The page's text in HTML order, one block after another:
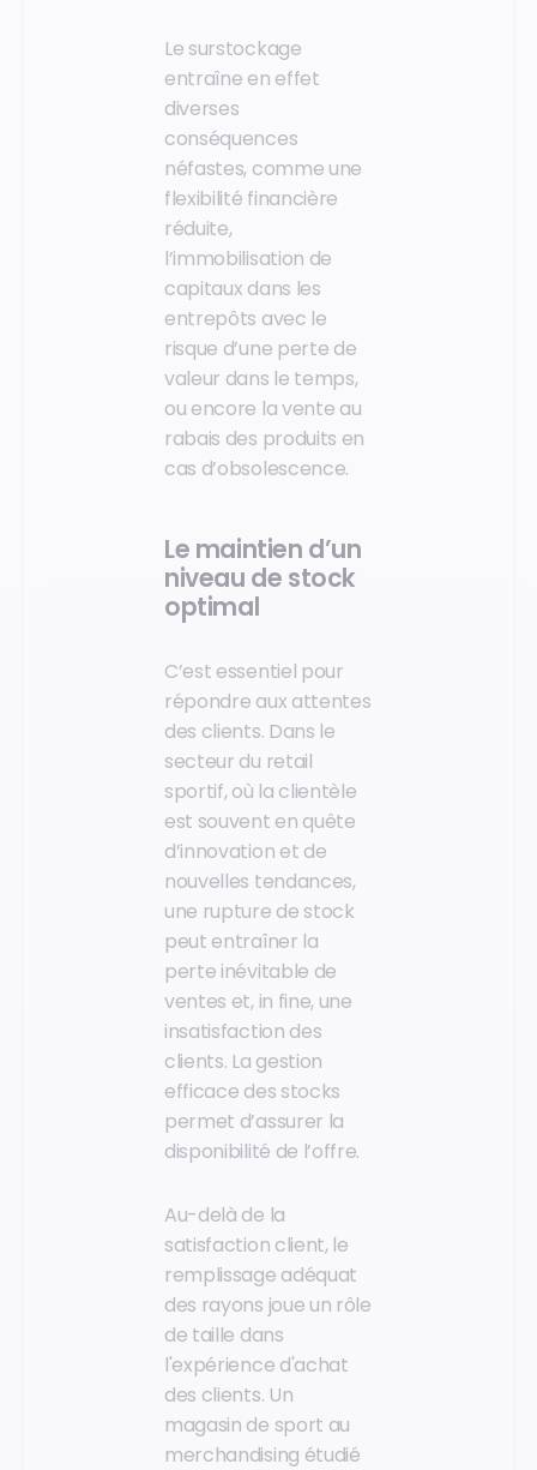
Le surstockage
entraîne en effet
diverses
conséquences
néfastes, comme une
flexibilité financière
réduite,
l’immobilisation de
capitaux dans les
entrepôts avec le
risque d’une perte de
valeur dans le temps,
ou encore la vente au
rabais des produits en
cas d’obsolescence.
Le maintien d’un
niveau de stock
optimal
C’est essentiel pour
répondre aux attentes
des clients. Dans le
secteur du retail
sportif, où la clientèle
est souvent en quête
d’innovation et de
nouvelles tendances,
une rupture de stock
peut entraîner la
perte inévitable de
ventes et, in fine, une
insatisfaction des
clients. La gestion
efficace des stocks
permet d’assurer la
disponibilité de l’offre.
Au-delà de la
satisfaction client, le
remplissage adéquat
des rayons joue un rôle
de taille dans
l'expérience d'achat
des clients. Un
magasin de sport au
merchandising étudié